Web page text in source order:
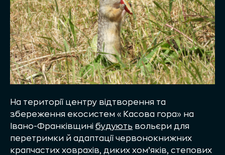
На території центру відтворення та
збереження екосистем «Касова гора» на
Івано-Франківщині будують вольєри для
перетримки й адаптації червонокнижних
крапчастих ховрахів, диких хом’яків, степових